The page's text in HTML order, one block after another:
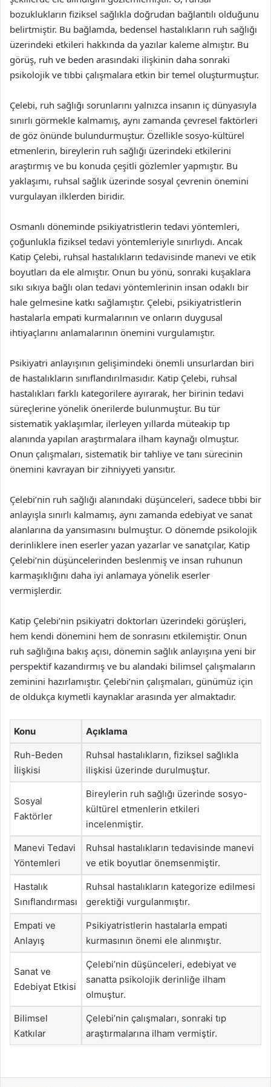
bozuklukların fiziksel sağlıkla doğrudan bağlantılı olduğunu
belirtmiştir. Bu bağlamda, bedensel hastalıkların ruh sağlığı
üzerindeki etkileri hakkında da yazılar kaleme almıştır. Bu
görüş, ruh ve beden arasındaki ilişkinin daha sonraki
psikolojik ve tıbbi çalışmalara etkin bir temel oluşturmuştur.
Çelebi, ruh sağlığı sorunlarını yalnızca insanın iç dünyasıyla
sınırlı görmekle kalmamış, aynı zamanda çevresel faktörleri
de göz önünde bulundurmuştur. Özellikle sosyo-kültürel
etmenlerin, bireylerin ruh sağlığı üzerindeki etkilerini
araştırmış ve bu konuda çeşitli gözlemler yapmıştır. Bu
yaklaşımı, ruhsal sağlık üzerinde sosyal çevrenin önemini
vurgulayan ilklerden biridir.
Osmanlı döneminde psikiyatristlerin tedavi yöntemleri,
çoğunlukla fiziksel tedavi yöntemleriyle sınırlıydı. Ancak
Katip Çelebi, ruhsal hastalıkların tedavisinde manevi ve etik
boyutları da ele almıştır. Onun bu yönü, sonraki kuşaklara
sıkı sıkıya bağlı olan tedavi yöntemlerinin insan odaklı bir
hale gelmesine katkı sağlamıştır. Çelebi, psikiyatristlerin
hastalarla empati kurmalarının ve onların duygusal
ihtiyaçlarını anlamalarının önemini vurgulamıştır.
Psikiyatri anlayışının gelişimindeki önemli unsurlardan biri
de hastalıkların sınıflandırılmasıdır. Katip Çelebi, ruhsal
hastalıkları farklı kategorilere ayırarak, her birinin tedavi
süreçlerine yönelik önerilerde bulunmuştur. Bu tür
sistematik yaklaşımlar, ilerleyen yıllarda müteakip tıp
alanında yapılan araştırmalara ilham kaynağı olmuştur.
Onun çalışmaları, sistematik bir tahliye ve tanı sürecinin
önemini kavrayan bir zihniyyeti yansıtır.
Çelebi’nin ruh sağlığı alanındaki düşünceleri, sadece tıbbi bir
anlayışla sınırlı kalmamış, aynı zamanda edebiyat ve sanat
alanlarına da yansımasını bulmuştur. O dönemde psikolojik
derinliklere inen eserler yazan yazarlar ve sanatçılar, Katip
Çelebi’nin düşüncelerinden beslenmiş ve insan ruhunun
karmaşıklığını daha iyi anlamaya yönelik eserler
vermişlerdir.
Katip Çelebi’nin psikiyatri doktorları üzerindeki görüşleri,
hem kendi dönemini hem de sonrasını etkilemiştir. Onun
ruh sağlığına bakış açısı, dönemin sağlık anlayışına yeni bir
perspektif kazandırmış ve bu alandaki bilimsel çalışmaların
zeminini hazırlamıştır. Çelebi’nin çalışmaları, günümüz için
de oldukça kıymetli kaynaklar arasında yer almaktadır.
Konu Açıklama
Ruh-Beden
İlişkisi
Ruhsal hastalıkların, fiziksel sağlıkla
ilişkisi üzerinde durulmuştur.
Sosyal
Faktörler
Bireylerin ruh sağlığı üzerinde sosyo-
kültürel etmenlerin etkileri
incelenmiştir.
Manevi Tedavi
Yöntemleri
Ruhsal hastalıkların tedavisinde manevi
ve etik boyutlar önemsenmiştir.
Hastalık
Sınıflandırması
Ruhsal hastalıkların kategorize edilmesi
gerektiği vurgulanmıştır.
Empati ve
Anlayış
Psikiyatristlerin hastalarla empati
kurmasının önemi ele alınmıştır.
Sanat ve
Edebiyat Etkisi
Çelebi’nin düşünceleri, edebiyat ve
sanatta psikolojik derinliğe ilham
olmuştur.
Bilimsel
Katkılar
Çelebi’nin çalışmaları, sonraki tıp
araştırmalarına ilham vermiştir.